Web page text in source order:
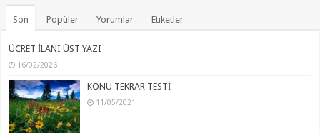
Son Popüler Yorumlar Etiketler
ÜCRET İLANI ÜST YAZI
16/02/2026
KONU TEKRAR TESTİ
11/05/2021